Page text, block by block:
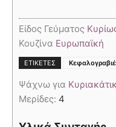
Είδος Γεύματος
Κουζίνα Ευρωπαϊκή
ΕΤΙΚΈΤΕΣ
Ψάχνω για
Μερίδες: 4